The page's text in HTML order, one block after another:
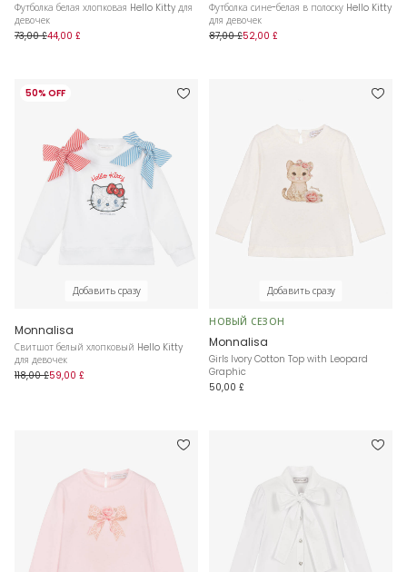
Футболка белая хлопковая Hello Kitty для
девочек
73,00 £44,00 £
Футболка сине-белая в полоску Hello Kitty
для девочек
87,00 £52,00 £
50% OFF
Добавить сразу
Monnalisa
Свитшот белый хлопковый Hello Kitty
для девочек
118,00 £59,00 £
Добавить сразу
НОВЫЙ СЕЗОН
Monnalisa
Girls Ivory Cotton Top with Leopard
Graphic
50,00 £